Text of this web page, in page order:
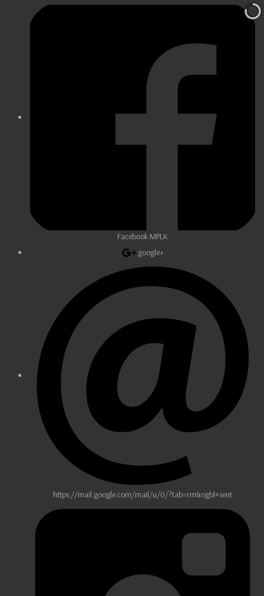
Facebook MPLK
google+
https://mail.google.com/mail/u/0/?tab=rm&ogbl#sent